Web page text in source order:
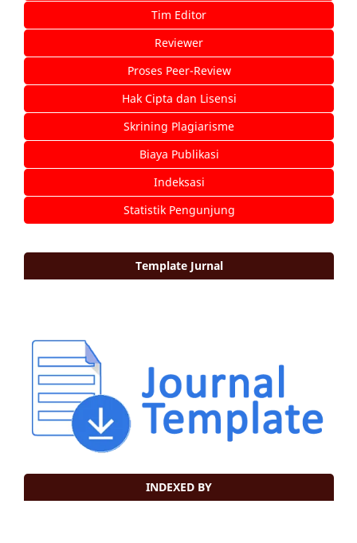
Tim Editor
Reviewer
Proses Peer-Review
Hak Cipta dan Lisensi
Skrining Plagiarisme
Biaya Publikasi
Indeksasi
Statistik Pengunjung
Template Jurnal
INDEXED BY